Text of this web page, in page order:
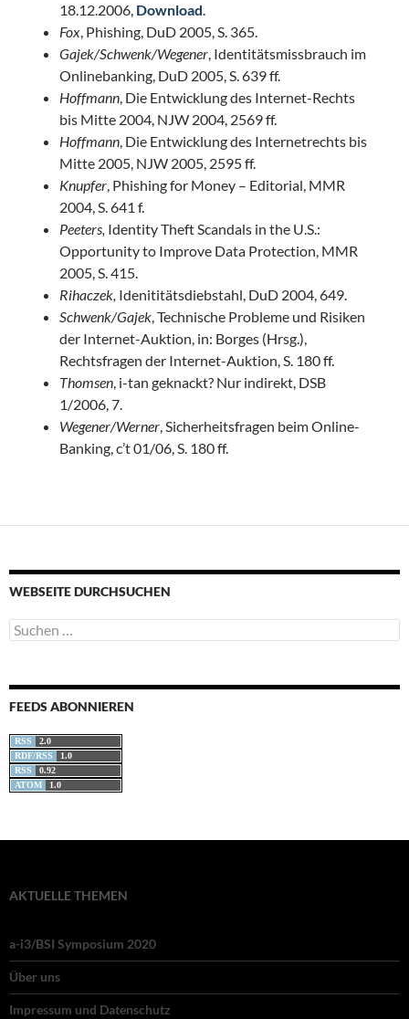
18.12.2006, Download.
Fox, Phishing, DuD 2005, S. 365.
Gajek/Schwenk/Wegener, Identitätsmissbrauch im
Onlinebanking, DuD 2005, S. 639 ff.
Hoffmann, Die Entwicklung des Internet-Rechts
bis Mitte 2004, NJW 2004, 2569 ff.
Hoffmann, Die Entwicklung des Internetrechts bis
Mitte 2005, NJW 2005, 2595 ff.
Knupfer, Phishing for Money – Editorial, MMR
2004, S. 641 f.
Peeters, Identity Theft Scandals in the U.S.:
Opportunity to Improve Data Protection, MMR
2005, S. 415.
Rihaczek, Idenititätsdiebstahl, DuD 2004, 649.
Schwenk/Gajek, Technische Probleme und Risiken
der Internet-Auktion, in: Borges (Hrsg.),
Rechtsfragen der Internet-Auktion, S. 180 ff.
Thomsen, i-tan geknackt? Nur indirekt, DSB
1/2006, 7.
Wegener/Werner, Sicherheitsfragen beim Online-
Banking, c’t 01/06, S. 180 ff.
WEBSEITE DURCHSUCHEN
Suchen
nach:
FEEDS ABONNIEREN
RSS
2.0
RDF/RSS
1.0
RSS
0.92
ATOM
1.0
AKTUELLE THEMEN
a-i3/BSI Symposium 2020
Über uns
Impressum und Datenschutz